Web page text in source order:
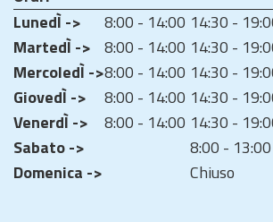
LunedÌ ->
8:00 - 14:00 14:30 -
MartedÌ -> 8:00 - 14:00 14:30 -
MercoledÌ ->8:00 - 14:00 14:30 -
GiovedÌ ->
8:00 - 14:00 14:30 -
VenerdÌ ->
8:00 - 14:00 14:30 -
Sabato ->
8:00 - 13:00
Domenica ->
Chiuso